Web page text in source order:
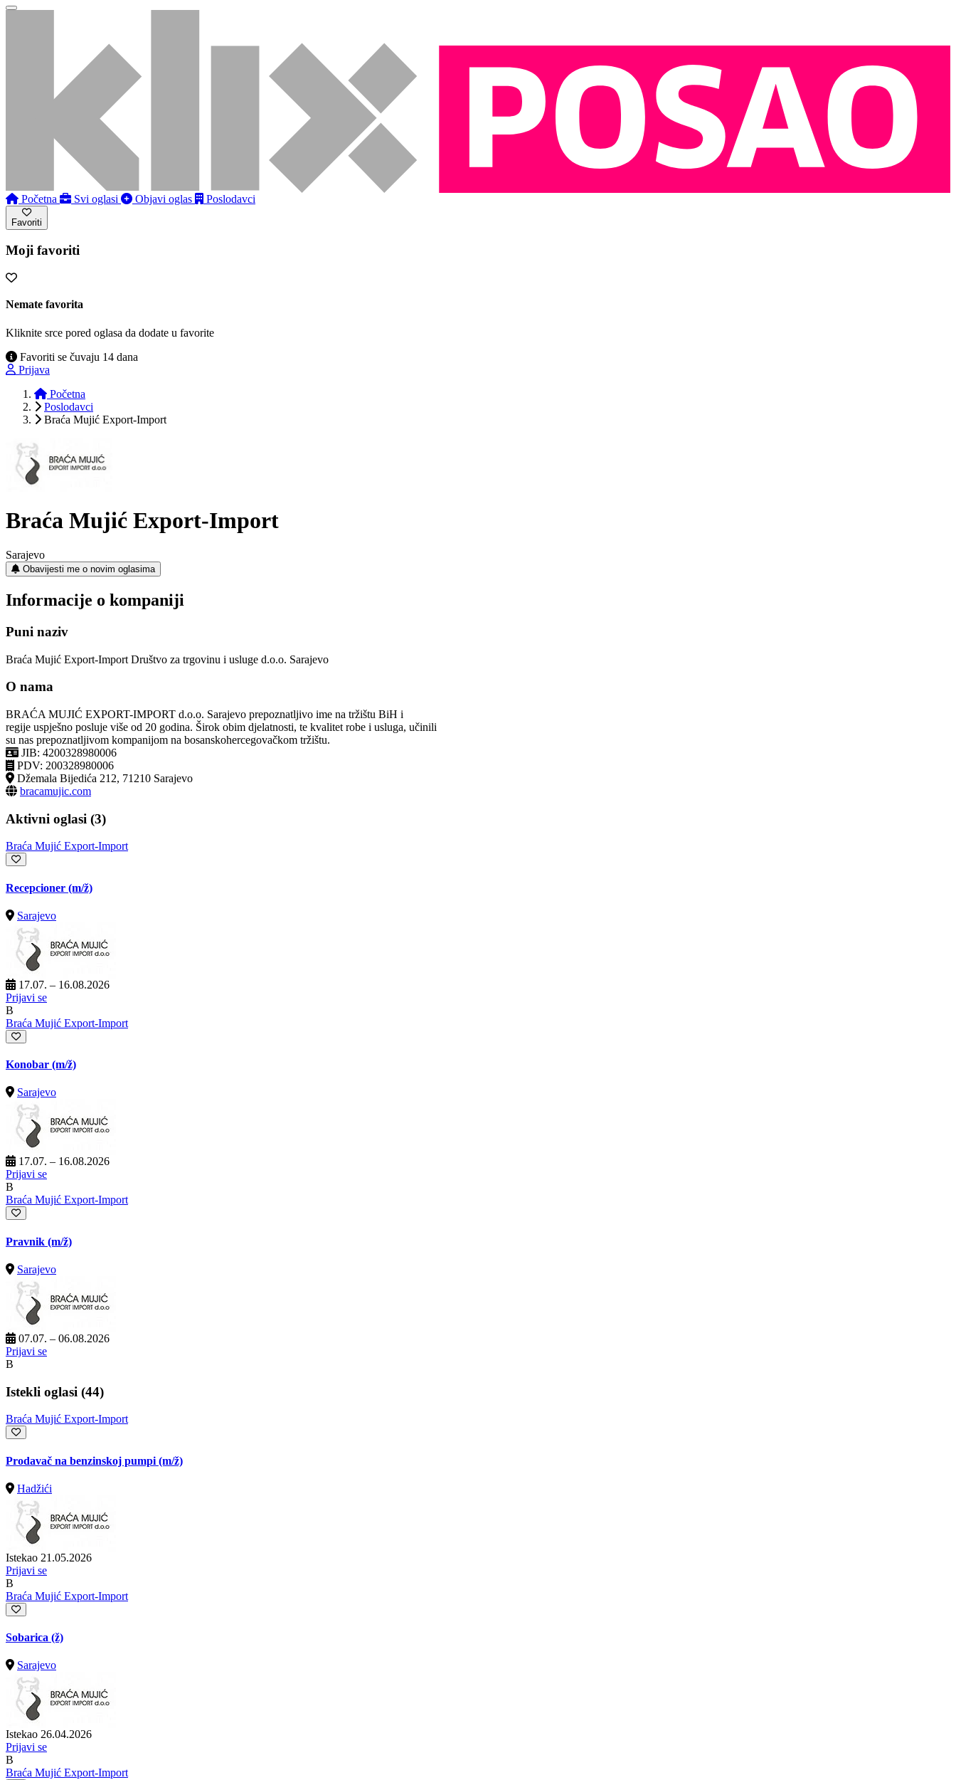
Početna Svi oglasi Objavi oglas Poslodavci
Favoriti
Moji favoriti
Nemate favorita
Kliknite srce pored oglasa da dodate u favorite
Favoriti se čuvaju 14 dana
Prijava
Početna
Poslodavci
Braća Mujić Export-Import
Braća Mujić Export-Import
Sarajevo
Obavijesti me o novim oglasima
Informacije o kompaniji
Puni naziv
Braća Mujić Export-Import Društvo za trgovinu i usluge d.o.o. Sarajevo
O nama
BRAĆA MUJIĆ EXPORT-IMPORT d.o.o. Sarajevo prepoznatljivo ime na tržištu BiH i
regije uspješno posluje više od 20 godina. Širok obim djelatnosti, te kvalitet robe i usluga, učinili
su nas prepoznatljivom kompanijom na bosanskohercegovačkom tržištu.
JIB: 4200328980006
PDV: 200328980006
Džemala Bijedića 212, 71210 Sarajevo
bracamujic.com
Aktivni oglasi (3)
Braća Mujić Export-Import
Recepcioner (m/ž)
Sarajevo
17.07. – 16.08.2026
Prijavi se
B
Braća Mujić Export-Import
Konobar (m/ž)
Sarajevo
17.07. – 16.08.2026
Prijavi se
B
Braća Mujić Export-Import
Pravnik (m/ž)
Sarajevo
07.07. – 06.08.2026
Prijavi se
B
Istekli oglasi (44)
Braća Mujić Export-Import
Prodavač na benzinskoj pumpi (m/ž)
Hadžići
Istekao 21.05.2026
Prijavi se
B
Braća Mujić Export-Import
Sobarica (ž)
Sarajevo
Istekao 26.04.2026
Prijavi se
B
Braća Mujić Export-Import